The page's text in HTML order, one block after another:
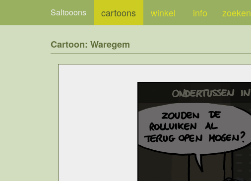
Saltooons cartoons winkel info zoeken
Cartoon: Waregem